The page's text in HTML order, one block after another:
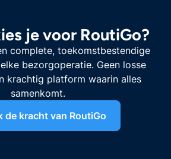
je voor RoutiGo?
complete, toekomstbestendige
bezorgoperatie. Geen losse
krachtig platform waarin alles
samenkomt.
de kracht van RoutiGo